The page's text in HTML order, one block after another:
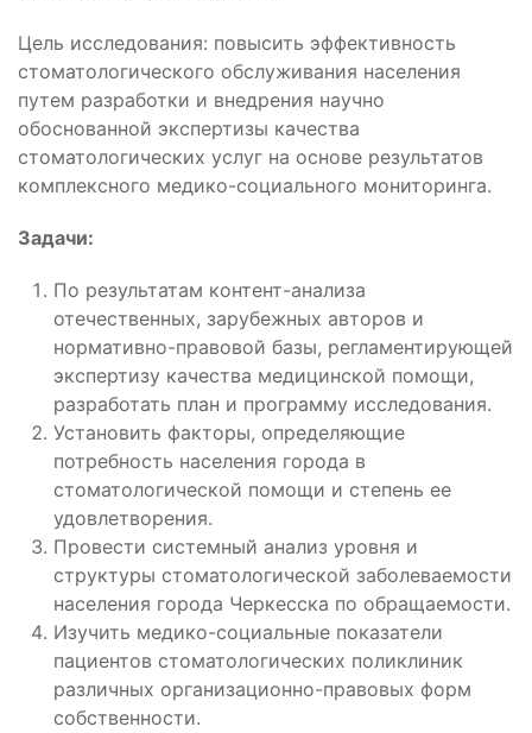
Цель исследования: повысить эффективность
стоматологического обслуживания населения
путем разработки и внедрения научно
обоснованной экспертизы качества
стоматологических услуг на основе результатов
комплексного медико-социального мониторинга.
Задачи:
По результатам контент-анализа
отечественных, зарубежных авторов и
нормативно-правовой базы, регламентирующей
экспертизу качества медицинской помощи,
разработать план и программу исследования.
Установить факторы, определяющие
потребность населения города в
стоматологической помощи и степень ее
удовлетворения.
Провести системный анализ уровня и
структуры стоматологической заболеваемости
населения города Черкесска по обращаемости.
Изучить медико-социальные показатели
пациентов стоматологических поликлиник
различных организационно-правовых форм
собственности.